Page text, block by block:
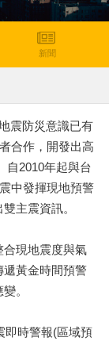
新聞
震防災意識已有
合作，開發出高
自2010年起與台
中發揮現地預警
主震資訊。
合現地震度與氣
黃金時間預警
。
即時警報(區域預